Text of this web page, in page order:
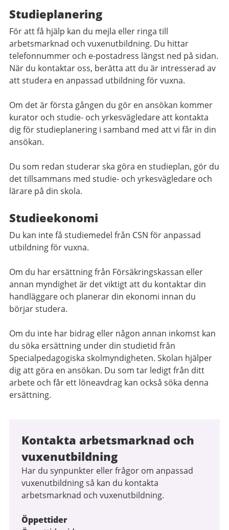
Studieplanering
För att få hjälp kan du mejla eller ringa till
arbetsmarknad och vuxenutbildning. Du hittar
telefonnummer och e-postadress längst ned på sidan.
När du kontaktar oss, berätta att du är intresserad av
att studera en anpassad utbildning för vuxna.
Om det är första gången du gör en ansökan kommer
kurator och studie- och yrkesvägledare att kontakta
dig för studieplanering i samband med att vi får in din
ansökan.
Du som redan studerar ska göra en studieplan, gör du
det tillsammans med studie- och yrkesvägledare och
lärare på din skola.
Studieekonomi
Du kan inte få studiemedel från CSN för anpassad
utbildning för vuxna.
Om du har ersättning från Försäkringskassan eller
annan myndighet är det viktigt att du kontaktar din
handläggare och planerar din ekonomi innan du
börjar studera.
Om du inte har bidrag eller någon annan inkomst kan
du söka ersättning under din studietid från
Specialpedagogiska skolmyndigheten. Skolan hjälper
dig att göra en ansökan. Du som tar ledigt från ditt
arbete och får ett löneavdrag kan också söka denna
ersättning.
Kontakta arbetsmarknad och
vuxenutbildning
Har du synpunkter eller frågor om anpassad
vuxenutbildning så kan du kontakta
arbetsmarknad och vuxenutbildning.
Öppettider